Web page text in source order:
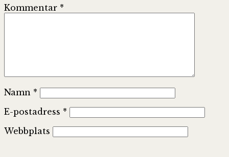
Kommentar *
Namn *
E-postadress *
Webbplats